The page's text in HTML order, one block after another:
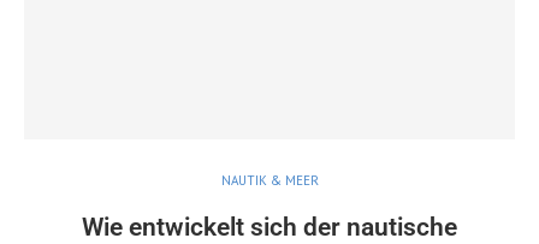
NAUTIK & MEER
Wie entwickelt sich der nautische